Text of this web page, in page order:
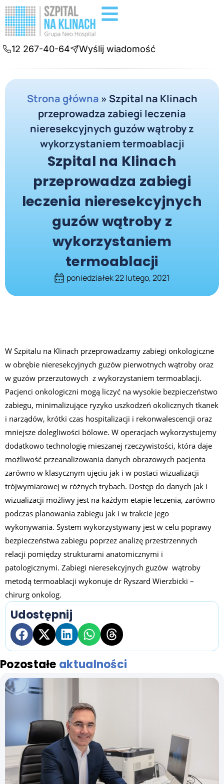
12 267-40-64 Wyślij wiadomość
Strona główna » Szpital na Klinach
przeprowadza zabiegi leczenia
nieresekcyjnych guzów wątroby z
wykorzystaniem termoablacji
Szpital na Klinach
przeprowadza zabiegi
leczenia nieresekcyjnych
guzów wątroby z
wykorzystaniem
termoablacji
poniedziałek 22 lutego, 2021
W Szpitalu na Klinach przeprowadzamy zabiegi onkologiczne
w obrębie nieresekcyjnych guzów pierwotnych wątroby oraz
w guzów przerzutowych z wykorzystaniem termoablacji.
Pacjenci onkologiczni mogą liczyć na wysokie bezpieczeństwo
zabiegu, minimalizujące ryzyko uszkodzeń okolicznych tkanek
i narządów, krótki czas hospitalizacji i rekonwalescencji oraz
mniejsze dolegliwości bólowe. W operacjach wykorzystujemy
dodatkowo technologię mieszanej rzeczywistości, która daje
możliwość przeanalizowania danych obrazowych pacjenta
zarówno w klasycznym ujęciu jak i w postaci wizualizacji
trójwymiarowej w różnych trybach. Dostęp do danych jak i
wizualizacji możliwy jest na każdym etapie leczenia, zarówno
podczas planowania zabiegu jak i w trakcie jego
wykonywania. System wykorzystywany jest w celu poprawy
bezpieczeństwa zabiegu poprzez analizę przestrzennych
relacji pomiędzy strukturami anatomicznymi i
patologicznymi. Zabiegi nieresekcyjnych guzów wątroby
metodą termoablacji wykonuje dr Ryszard Wierzbicki –
chirurg onkolog.
Udostępnij
Pozostałe aktualności